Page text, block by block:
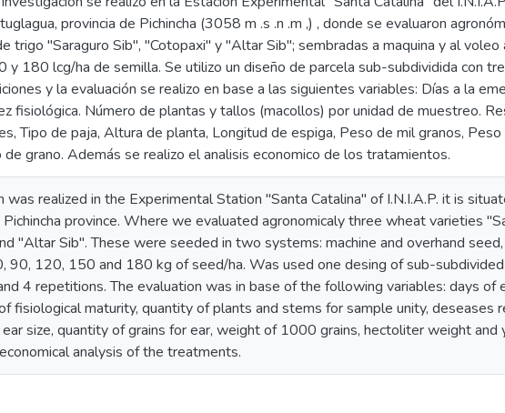
provincia de Pichincha (3058 m .s .n .m ,) , donde se evaluaron
trigo "Saraguro Sib", "Cotopaxi" y "Altar Sib"; sembradas a maquina y al
y 180 lcg/ha de semilla. Se utilizo un diseño de parcela sub-subdividida con
y la evaluación se realizo en base a las siguientes variables: Días a la
fisiológica. Número de plantas y tallos (macollos) por unidad de muestreo.
Tipo de paja, Altura de planta, Longitud de espiga, Peso de mil granos,
de grano. Además se realizo el analisis economico de los tratamientos.
was realized in the Experimental Station "Santa Catalina" of I.N.I.A.P. it is
province. Where we evaluated agronomicaly three wheat varieties
"Altar Sib". These were seeded in two systems: machine and overhand
90, 120, 150 and 180 kg of seed/ha. Was used one desing of sub-
4 repetitions. The evaluation was in base of the following variables: days of
fisiological maturity, quantity of plants and stems for sample unity, deseases
size, quantity of grains for ear, weight of 1000 grains, hectoliter weight and
analysis of the treatments.